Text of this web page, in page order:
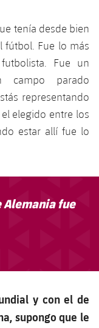
tenía desde bien
fútbol. Fue lo más
Fue un
campo parado
representando
elegido entre los
estar allí fue lo
Alemania fue
y con el de
supongo que le